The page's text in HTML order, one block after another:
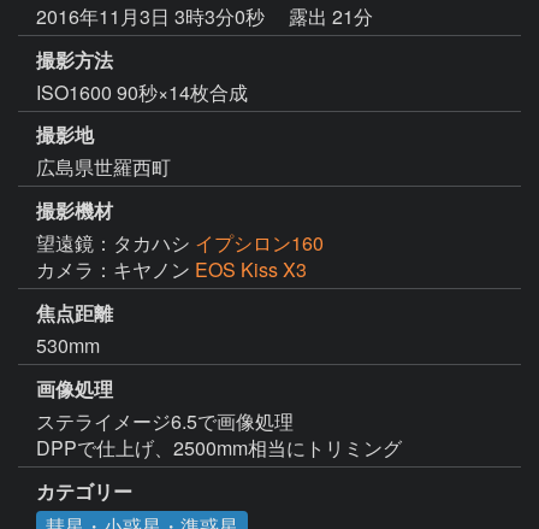
2016年11月3日 3時3分0秒
露出 21分
撮影方法
ISO1600 90秒×14枚合成
撮影地
広島県世羅西町
撮影機材
望遠鏡：タカハシ イプシロン160
カメラ：キヤノン EOS Kiss X3
焦点距離
530mm
画像処理
ステライメージ6.5で画像処理
DPPで仕上げ、2500mm相当にトリミング
カテゴリー